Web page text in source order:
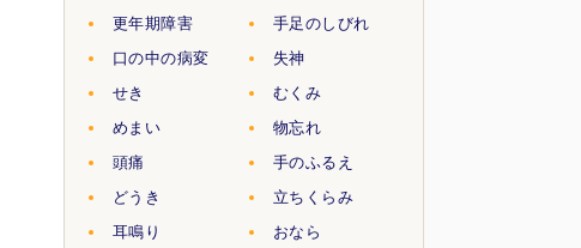
更年期障害
口の中の病変
せき
めまい
頭痛
どうき
耳鳴り
手足のしびれ
失神
むくみ
物忘れ
手のふるえ
立ちくらみ
おなら